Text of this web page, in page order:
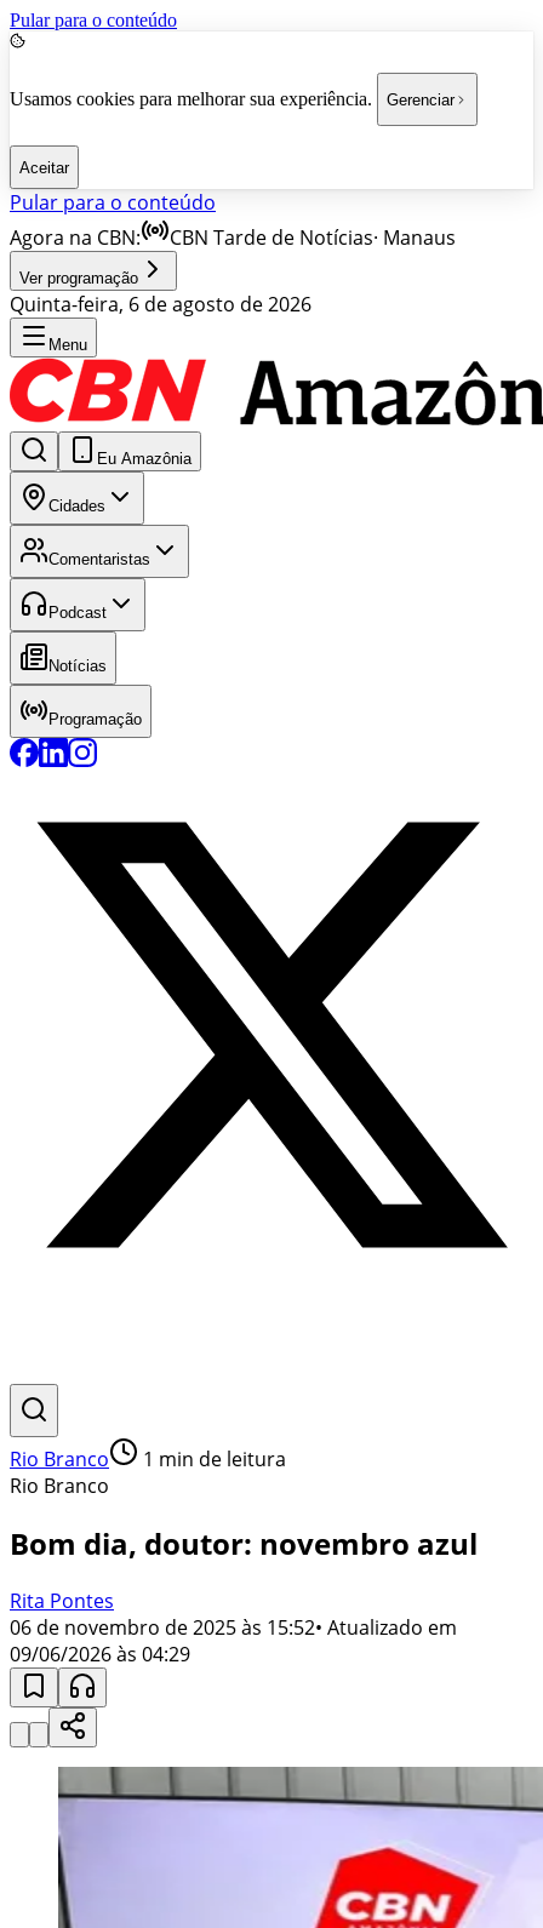
Pular para o conteúdo
Usamos cookies para melhorar sua experiência. Gerenciar
Aceitar
Pular para o conteúdo
Agora na CBN:
CBN Tarde de Notícias· Manaus
Ver programação
Quinta-feira, 6 de agosto de 2026
Menu
Eu Amazônia
Cidades
Comentaristas
Podcast
Notícias
Programação
Rio Branco 1 min de leitura
Rio Branco
Bom dia, doutor: novembro azul
Rita Pontes
06 de novembro de 2025 às 15:52• Atualizado em
09/06/2026 às 04:29